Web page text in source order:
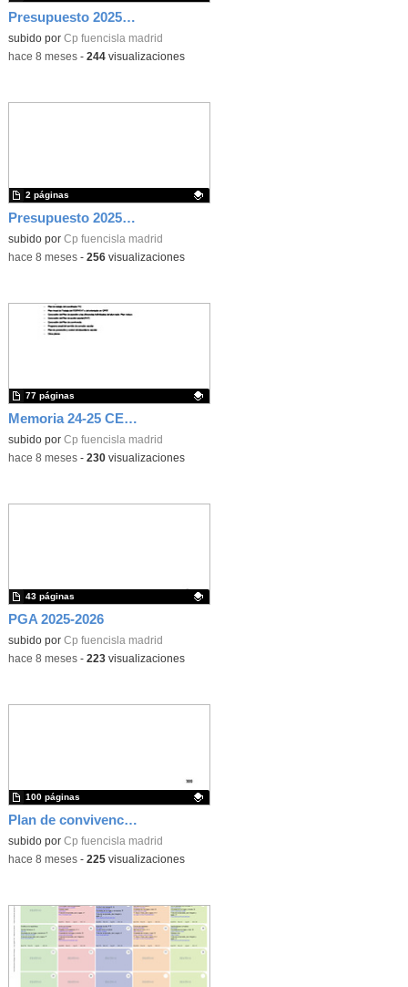
Presupuesto 2025. Ingresos
Contenido educativo.
subido por Cp fuencisla madrid
-hace 8 meses- 244visualizaciones
Presupuesto 2025. Gastos
Contenido educativo.
subido por Cp fuencisla madrid
2 páginas
-hace 8 meses- 256visualizaciones
Memoria 24-25 CEIP Ntra Sra Fuencisla
Contenido educativo.
subido por Cp fuencisla madrid
77 páginas
-hace 8 meses- 230visualizaciones
PGA 2025-2026
Contenido educativo.
subido por Cp fuencisla madrid
43 páginas
-hace 8 meses- 223visualizaciones
Plan de convivencia CEIP Ntra Sra de la Fuencisla
Contenido educativo.
subido por Cp fuencisla madrid
100 páginas
-hace 8 meses- 225visualizaciones